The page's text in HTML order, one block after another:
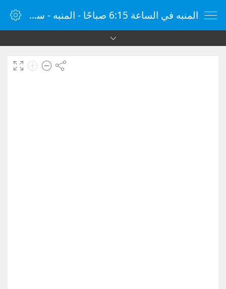
المنبه في الساعة 6:15 صباحًا - المنبه - ساعة منبه الإنترنت